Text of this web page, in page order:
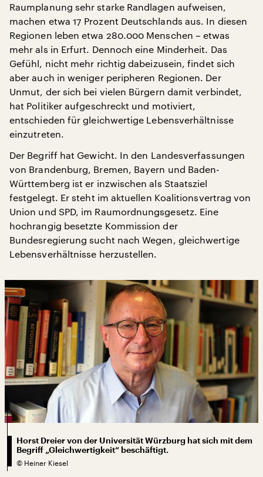
Raumplanung sehr starke Randlagen aufweisen,
machen etwa 17 Prozent Deutschlands aus. In diesen
Regionen leben etwa 280.000 Menschen – etwas
mehr als in Erfurt. Dennoch eine Minderheit. Das
Gefühl, nicht mehr richtig dabeizusein, findet sich
aber auch in weniger peripheren Regionen. Der
Unmut, der sich bei vielen Bürgern damit verbindet,
hat Politiker aufgeschreckt und motiviert,
entschieden für gleichwertige Lebensverhältnisse
einzutreten.
Der Begriff hat Gewicht. In den Landesverfassungen
von Brandenburg, Bremen, Bayern und Baden-
Württemberg ist er inzwischen als Staatsziel
festgelegt. Er steht im aktuellen Koalitionsvertrag von
Union und SPD, im Raumordnungsgesetz. Eine
hochrangig besetzte Kommission der
Bundesregierung sucht nach Wegen, gleichwertige
Lebensverhältnisse herzustellen.
Horst Dreier von der Universität Würzburg hat sich mit dem
Begriff „Gleichwertigkeit“ beschäftigt.
© Heiner Kiesel